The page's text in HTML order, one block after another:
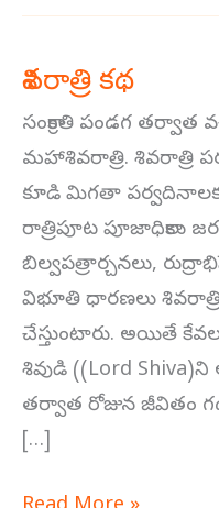
శివరాత్రి కథ
సంక్రాంతి పండగ
మహాశివరాత్రి. శివరాత్రి
కూడి మిగతా
రాత్రిపూట పూజాధికాలు
బిల్వపత్రార్చనలు,
విభూతి ధారణలు
చేస్తుంటారు. అయితే
శివుడి ((Lord
తర్వాత రోజున జీవితం
[…]
శివరాత్రి
కథ